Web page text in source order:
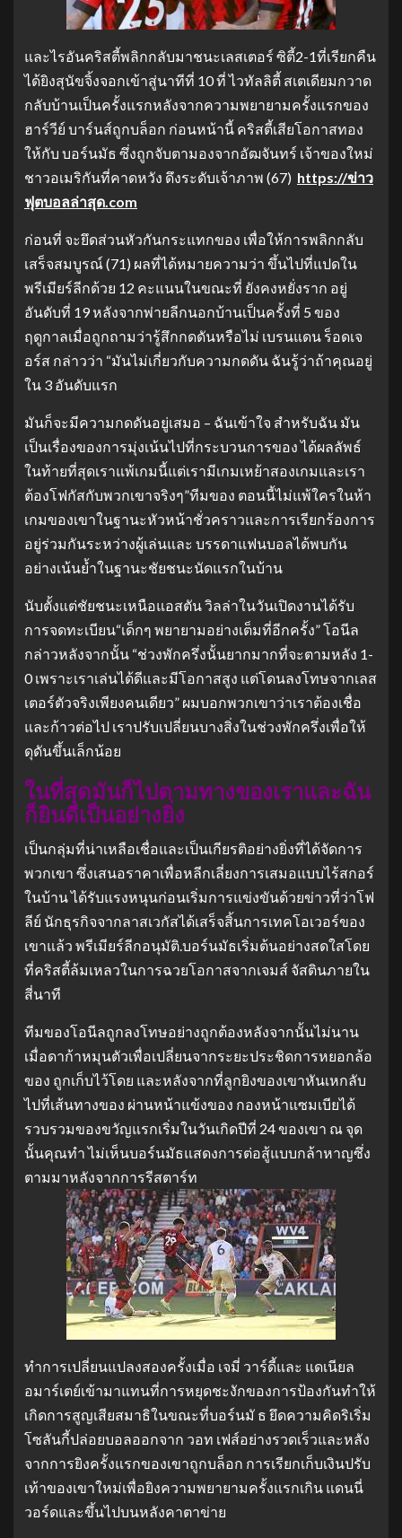
และไรอันคริสตี้พลิกกลับมาชนะเลสเตอร์ ซิตี้2-1ที่เรียกคืน
ได้ยิงสุนัขจิ้งจอกเข้าสู่นาทีที่ 10 ที่ ไวทัลลิตี้ สเตเดียมกวาด
กลับบ้านเป็นครั้งแรกหลังจากความพยายามครั้งแรกของ
ฮาร์วีย์ บาร์นส์ถูกบล็อก ก่อนหน้านี้ คริสตี้เสียโอกาสทอง
ให้กับ บอร์นมัธ ซึ่งถูกจับตามองจากอัฒจันทร์ เจ้าของใหม่
ชาวอเมริกันที่คาดหวัง ดึงระดับเจ้าภาพ (67) https://ข่าว
ฟุตบอลล่าสุด.com
ก่อนที่ จะยึดส่วนหัวกันกระแทกของ เพื่อให้การพลิกกลับ
เสร็จสมบูรณ์ (71) ผลที่ได้หมายความว่า ขึ้นไปที่แปดใน
พรีเมียร์ลีกด้วย 12 คะแนนในขณะที่ ยังคงหยั่งราก อยู่
อันดับที่ 19 หลังจากพ่ายลีกนอกบ้านเป็นครั้งที่ 5 ของ
ฤดูกาลเมื่อถูกถามว่ารู้สึกกดดันหรือไม่ เบรนแดน ร็อดเจ
อร์ส กล่าวว่า “มันไม่เกี่ยวกับความกดดัน ฉันรู้ว่าถ้าคุณอยู่
ใน 3 อันดับแรก
มันก็จะมีความกดดันอยู่เสมอ – ฉันเข้าใจ สำหรับฉัน มัน
เป็นเรื่องของการมุ่งเน้นไปที่กระบวนการของ ได้ผลลัพธ์
ในท้ายที่สุดเราแพ้เกมนี้แต่เรามีเกมเหย้าสองเกมและเรา
ต้องโฟกัสกับพวกเขาจริงๆ”ทีมของ ตอนนี้ไม่แพ้ใครในห้า
เกมของเขาในฐานะหัวหน้าชั่วคราวและการเรียกร้องการ
อยู่ร่วมกันระหว่างผู้เล่นและ บรรดาแฟนบอลได้พบกัน
อย่างเน้นย้ำในฐานะชัยชนะนัดแรกในบ้าน
นับตั้งแต่ชัยชนะเหนือแอสตัน วิลล่าในวันเปิดงานได้รับ
การจดทะเบียน“เด็กๆ พยายามอย่างเต็มที่อีกครั้ง” โอนีล
กล่าวหลังจากนั้น “ช่วงพักครึ่งนั้นยากมากที่จะตามหลัง 1-
0 เพราะเราเล่นได้ดีและมีโอกาสสูง แต่โดนลงโทษจากเลส
เตอร์ตัวจริงเพียงคนเดียว” ผมบอกพวกเขาว่าเราต้องเชื่อ
และก้าวต่อไป เราปรับเปลี่ยนบางสิ่งในช่วงพักครึ่งเพื่อให้
ดุดันขึ้นเล็กน้อย
ในที่สุดมันก็ไปตามทางของเราและฉัน
ก็ยินดีเป็นอย่างยิ่ง
เป็นกลุ่มที่น่าเหลือเชื่อและเป็นเกียรติอย่างยิ่งที่ได้จัดการ
พวกเขา ซึ่งเสนอราคาเพื่อหลีกเลี่ยงการเสมอแบบไร้สกอร์
ในบ้าน ได้รับแรงหนุนก่อนเริ่มการแข่งขันด้วยข่าวที่ว่าโฟ
ลีย์ นักธุรกิจจากลาสเวกัสได้เสร็จสิ้นการเทคโอเวอร์ของ
เขาแล้ว พรีเมียร์ลีกอนุมัติ.บอร์นมัธเริ่มต้นอย่างสดใสโดย
ที่คริสตี้ล้มเหลวในการฉวยโอกาสจากเจมส์ จัสตินภายใน
สี่นาที
ทีมของโอนีลถูกลงโทษอย่างถูกต้องหลังจากนั้นไม่นาน
เมื่อดาก้าหมุนตัวเพื่อเปลี่ยนจากระยะประชิดการหยอกล้อ
ของ ถูกเก็บไว้โดย และหลังจากที่ลูกยิงของเขาหันเหกลับ
ไปที่เส้นทางของ ผ่านหน้าแข้งของ กองหน้าแซมเบียได้
รวบรวมของขวัญแรกเริ่มในวันเกิดปีที่ 24 ของเขา ณ จุด
นั้นคุณทำ ไม่เห็นบอร์นมัธแสดงการต่อสู้แบบกล้าหาญซึ่ง
ตามมาหลังจากการรีสตาร์ท
ทำการเปลี่ยนแปลงสองครั้งเมื่อ เจมี่ วาร์ดี้และ แดเนียล
อมาร์เตย์เข้ามาแทนที่การหยุดชะงักของการป้องกันทำให้
เกิดการสูญเสียสมาธิในขณะที่บอร์นมั ธ ยึดความคิดริเริ่ม
โซลันกี้ปล่อยบอลออกจาก วอท เฟส์อย่างรวดเร็วและหลัง
จากการยิงครั้งแรกของเขาถูกบล็อก การเรียกเก็บเงินปรับ
เท้าของเขาใหม่เพื่อยิงความพยายามครั้งแรกเกิน แดนนี่
วอร์ดและขึ้นไปบนหลังคาตาข่าย